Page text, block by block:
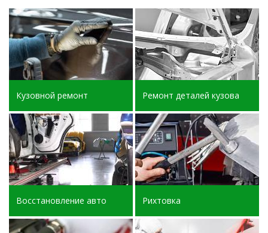
Кузовной ремонт Ремонт деталей кузова
Восстановление авто Рихтовка